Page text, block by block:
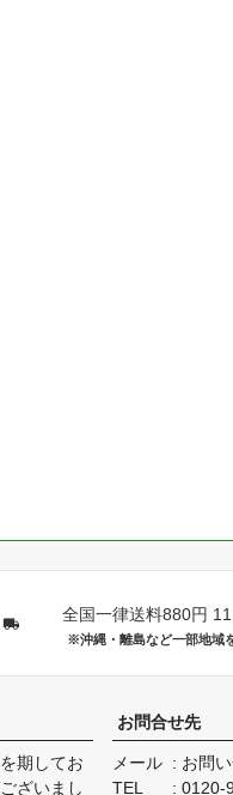
全国一律送料880円
※沖縄・離島など一部地
期してお
ざいまし
お問合せ先
メール
お問
TEL
0120-